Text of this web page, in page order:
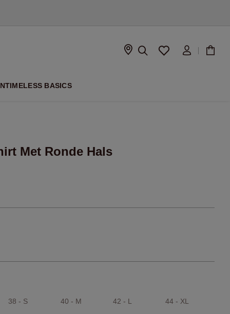
TIMELESS BASICS
Met Ronde Hals
38 - S 40 - M 42 - L 44 - XL